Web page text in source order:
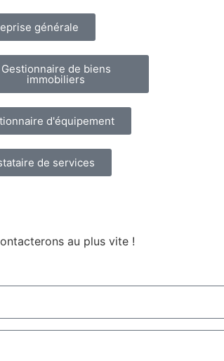
générale
Gestionnaire de biens
immobiliers
d'équipement
de services
au plus vite !